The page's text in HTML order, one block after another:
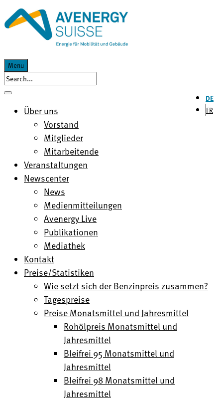
Menu
DE
FR
Über uns
Vorstand
Mitglieder
Mitarbeitende
Veranstaltungen
Newscenter
News
Medienmitteilungen
Avenergy Live
Publikationen
Mediathek
Kontakt
Preise/Statistiken
Wie setzt sich der Benzinpreis zusammen?
Tagespreise
Preise Monatsmittel und Jahresmittel
Rohölpreis Monatsmittel und
Jahresmittel
Bleifrei 95 Monatsmittel und
Jahresmittel
Bleifrei 98 Monatsmittel und
Jahresmittel